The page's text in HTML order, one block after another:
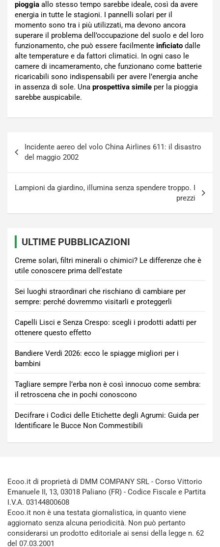
pioggia allo stesso tempo sarebbe ideale, così da avere
energia in tutte le stagioni. I pannelli solari per il
momento sono tra i più utilizzati, ma devono ancora
superare il problema dell’occupazione del suolo e del loro
funzionamento, che può essere facilmente inficiato dalle
alte temperature e da fattori climatici. In ogni caso le
camere di incameramento, che funzionano come batterie
ricaricabili sono indispensabili per avere l’energia anche
in assenza di sole. Una prospettiva simile per la pioggia
sarebbe auspicabile.
articoli
Incidente aereo del volo China Airlines 611: il disastro
del maggio 2002
Lampioni da giardino, illumina senza spendere troppo. I
prezzi
ULTIME PUBBLICAZIONI
Creme solari, filtri minerali o chimici? Le differenze che è
utile conoscere prima dell’estate
Sei luoghi straordinari che rischiano di cambiare per
sempre: perché dovremmo visitarli e proteggerli
Capelli Lisci e Senza Crespo: scegli i prodotti adatti per
ottenere questo effetto
Bandiere Verdi 2026: ecco le spiagge migliori per i
bambini
Tagliare sempre l’erba non è così innocuo come sembra:
il retroscena che in pochi conoscono
Decifrare i Codici delle Etichette degli Agrumi: Guida per
Identificare le Bucce Non Commestibili
Ecoo.it di proprietà di DMM COMPANY SRL - Corso Vittorio
Emanuele II, 13, 03018 Paliano (FR) - Codice Fiscale e Partita
I.V.A. 03144800608
Ecoo.it non è una testata giornalistica, in quanto viene
aggiornato senza alcuna periodicità. Non può pertanto
considerarsi un prodotto editoriale ai sensi della legge n. 62
del 07.03.2001